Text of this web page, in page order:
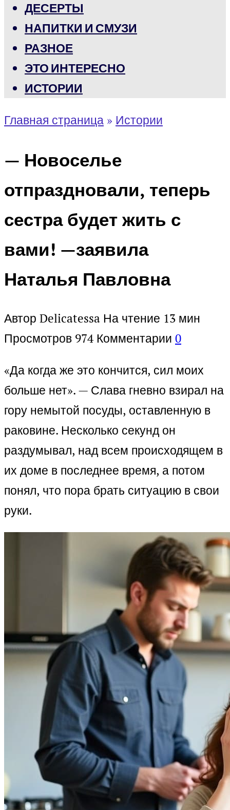
ДЕСЕРТЫ
НАПИТКИ И СМУЗИ
РАЗНОЕ
ЭТО ИНТЕРЕСНО
ИСТОРИИ
Главная страница » Истории
— Новоселье
отпраздновали, теперь
сестра будет жить с
вами! —заявила
Наталья Павловна
Автор Delicatessa На чтение 13 мин
Просмотров 974 Комментарии 0
«Да когда же это кончится, сил моих
больше нет». — Слава гневно взирал на
гору немытой посуды, оставленную в
раковине. Несколько секунд он
раздумывал, над всем происходящем в
их доме в последнее время, а потом
понял, что пора брать ситуацию в свои
руки.